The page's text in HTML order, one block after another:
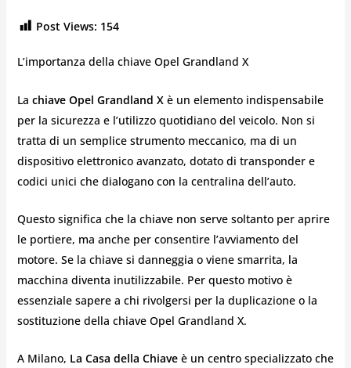
Post Views: 154
L’importanza della chiave Opel Grandland X
La chiave Opel Grandland Xè un elemento indispensabile
per la sicurezza e l’utilizzo quotidiano del veicolo. Non si
tratta di un semplice strumento meccanico, ma di un
dispositivo elettronico avanzato, dotato di transponder e
codici unici che dialogano con la centralina dell’auto.
Questo significa che la chiave non serve soltanto per aprire
le portiere, ma anche per consentire l’avviamento del
motore. Se la chiave si danneggia o viene smarrita, la
macchina diventa inutilizzabile. Per questo motivo è
essenziale sapere a chi rivolgersi per la duplicazione o la
sostituzione della chiave Opel Grandland X.
A Milano, La Casa della Chiaveè un centro specializzato che